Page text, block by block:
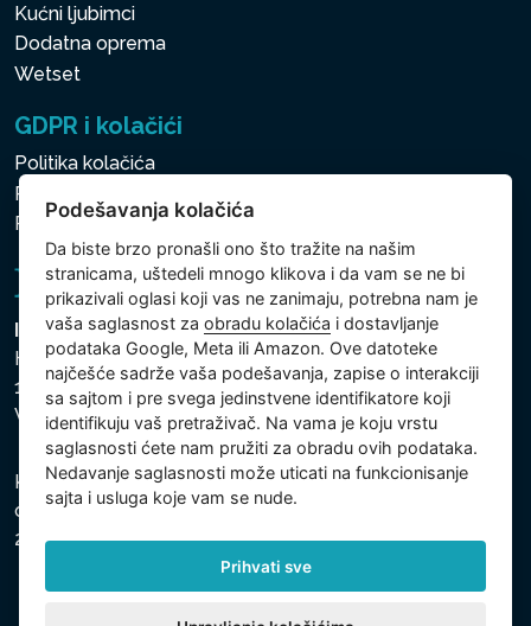
Kućni ljubimci
Dodatna oprema
Wetset
GDPR i kolačići
Politika kolačića
Politika zaštite ličnih i drugih obrađivanih podataka
Politika kolačića
Intex Trading, s.r.o.
Hradecká 2526/3
130 00 Praha 3
Vinohrady - Česká republika
Kompanija je registrovana u Opštinskom sudu u Pragu,
odeljak C, uložak 74759, Identifikacioni broj kompanije:
26150808, Poreski identifikacioni broj: CZ26150808.
Podešavanja kolačića
Da biste brzo pronašli ono što tražite na našim
stranicama, uštedeli mnogo klikova i da vam se ne bi
prikazivali oglasi koji vas ne zanimaju, potrebna nam je
vaša saglasnost zaobradu kolačića i dostavljanje
podataka Google, Meta ili Amazon. Ove datoteke
najčešće sadrže vaša podešavanja, zapise o interakciji
sa sajtom i pre svega jedinstvene identifikatore koji
identifikuju vaš pretraživač. Na vama je koju vrstu
saglasnosti ćete nam pružiti za obradu ovih podataka.
Nedavanje saglasnosti može uticati na funkcionisanje
sajta i usluga koje vam se nude.
Prihvati sve